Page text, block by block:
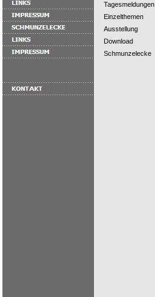
Tagesmeldungen
Einzelthemen
Ausstellung
Download
Schmunzelecke